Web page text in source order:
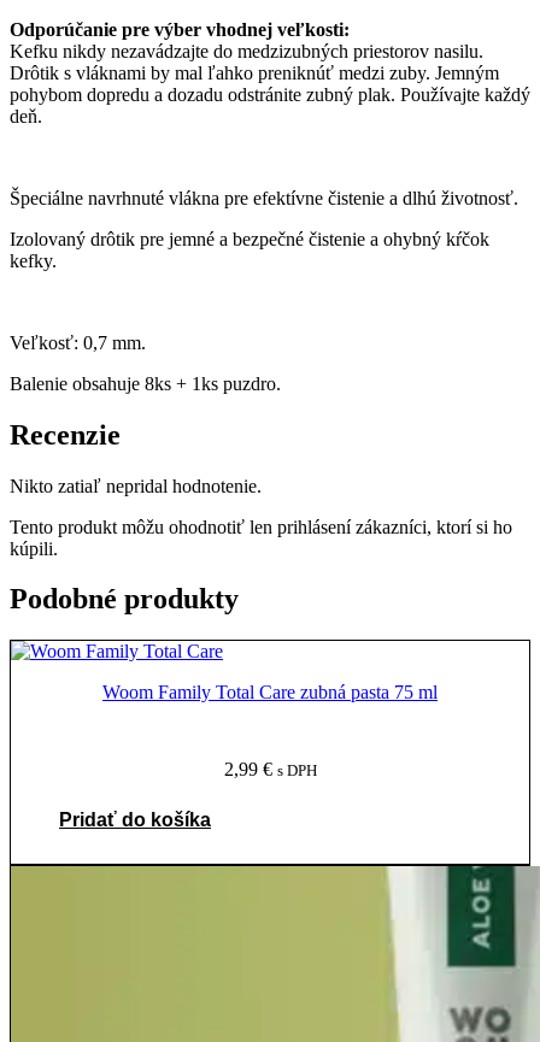
Odporúčanie pre výber vhodnej veľkosti:
Kefku nikdy nezavádzajte do medzizubných priestorov nasilu.
Drôtik s vláknami by mal ľahko preniknúť medzi zuby. Jemným
pohybom dopredu a dozadu odstránite zubný plak. Používajte každý
deň.
Špeciálne navrhnuté vlákna pre efektívne čistenie a dlhú životnosť.
Izolovaný drôtik pre jemné a bezpečné čistenie a ohybný kŕčok
kefky.
Veľkosť: 0,7 mm.
Balenie obsahuje 8ks + 1ks puzdro.
Recenzie
Nikto zatiaľ nepridal hodnotenie.
Tento produkt môžu ohodnotiť len prihlásení zákazníci, ktorí si ho
kúpili.
Podobné produkty
Woom Family Total Care zubná pasta 75 ml
2,99 € s DPH
Pridať do košíka